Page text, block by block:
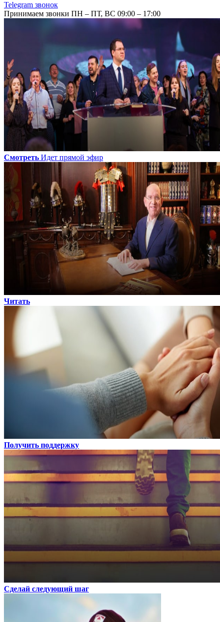
Telegram звонок
Принимаем звонки ПН – ПТ, ВС 09:00 – 17:00
Смотреть Идет прямой эфир
Читать
Получить поддержку
Сделай следующий шаг